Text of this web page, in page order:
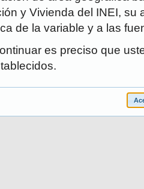
y Vivienda del INEI, su
de la variable y a las
es preciso que